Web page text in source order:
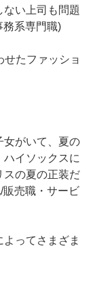
い上司も問題
務系専門職)
せたファッショ
女がいて、夏の
イソックスに
スの夏の正装だ
販売職・サービ
ってさまざま